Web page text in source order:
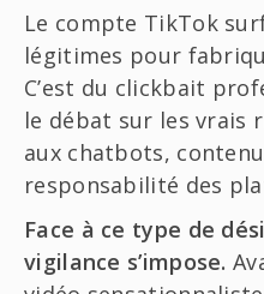
Le compte TikTok
légitimes pour
C’est du clickbait
le débat sur les vrais
aux chatbots,
responsabilité des
Face à ce type de
vigilance s’impose.